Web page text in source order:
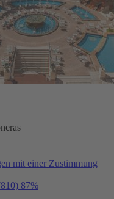
mit einer Zustimmung
87%